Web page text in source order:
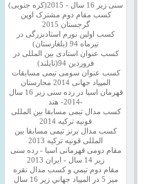
سنی زیر 16 سال - 2015(کره جنوبی)
کسب مقام دوم مشترک اوپن
گرجستان 2015
کسب اولین نورم استادبزرگی در
تیرماه 94 (بلغارستان)
کسب عنوان استادی بین المللی در
فروردین 94(تایلند)
کسب عنوان سومی تیمی مسابقات
المپیاد جهانی 2014 مجارستان
قهرمان اسیا در رده سنی زیر 16 سال
-2014- هند
کسب مدال تیمی مسابقا بین المللی
قونیه ترکیه 2014
کسب مدال برنز تیمی مسابقا بین
المللی قونیه ترکیه 2013
مقام دومی قهرمانی اسیا - رده سنی
زیر 14 سال - ایران 2013
مقام دوم تيمي و كسب مدال نقره
ميز 5 در المپياد جهاني زير 16 سال